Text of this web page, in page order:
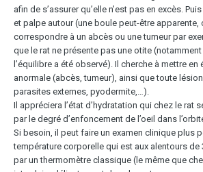
afin de s’assurer qu’elle n’est pas en excès.
et palpe autour (une boule peut-être apparente,
correspondre à un abcès ou une tumeur par
que le rat ne présente pas une otite
l’équilibre a été observé). Il cherche à mettre
anormale (abcès, tumeur), ainsi que toute
parasites externes, pyodermite,…).
Il appréciera l’état d’hydratation qui chez le rat
par le degré d’enfoncement de l’oeil dans
Si besoin, il peut faire un examen clinique plus
température corporelle qui est aux alentours de
par un thermomètre classique (le même que